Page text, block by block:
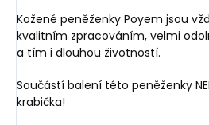
Kožené peněženky Poyem jsou
kvalitním zpracováním, velmi
a tím i dlouhou životností.
Součástí balení této peněženky
krabička!